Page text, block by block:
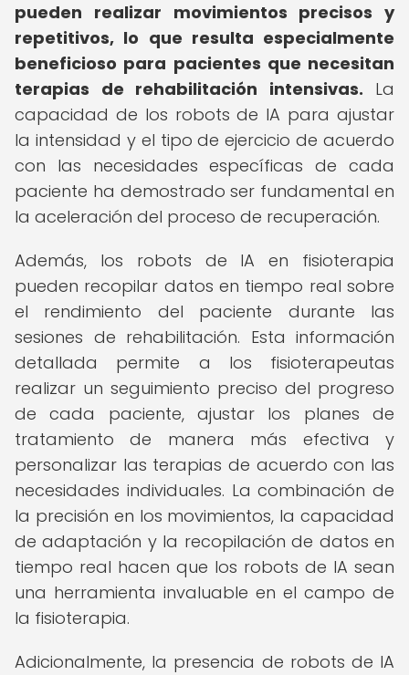
pueden realizar movimientos precisos y
repetitivos, lo que resulta especialmente
beneficioso para pacientes que necesitan
terapias de rehabilitación intensivas. La
capacidad de los robots de IA para ajustar
la intensidad y el tipo de ejercicio de acuerdo
con las necesidades específicas de cada
paciente ha demostrado ser fundamental en
la aceleración del proceso de recuperación.
Además, los robots de IA en fisioterapia
pueden recopilar datos en tiempo real sobre
el rendimiento del paciente durante las
sesiones de rehabilitación. Esta información
detallada permite a los fisioterapeutas
realizar un seguimiento preciso del progreso
de cada paciente, ajustar los planes de
tratamiento de manera más efectiva y
personalizar las terapias de acuerdo con las
necesidades individuales. La combinación de
la precisión en los movimientos, la capacidad
de adaptación y la recopilación de datos en
tiempo real hacen que los robots de IA sean
una herramienta invaluable en el campo de
la fisioterapia.
Adicionalmente, la presencia de robots de IA